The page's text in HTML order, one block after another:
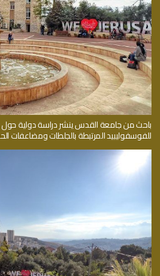
باحث من جامعة القدس ينشر دراسة دولية حول
للفوسفوليبيد المرتبطة بالجلطات ومضاعفات